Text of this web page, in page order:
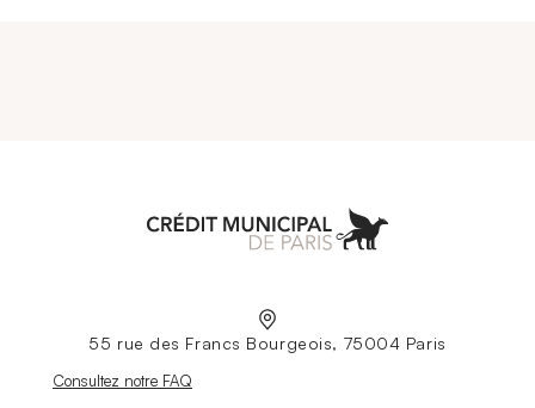
55 rue des Francs Bourgeois, 75004 Paris
Nouvelle fenêtre
Consultez notre FAQ